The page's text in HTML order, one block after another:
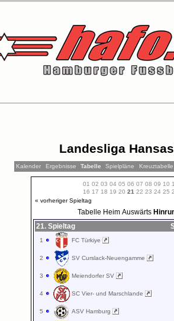
Landesliga
Kalender Ergebnisse Tabelle Spielpläne Kreuztabelle
01 02 03 04 05 06 07 08 09 10
16 17 18 19 20 21 22 23 24 25
« vorheriger Spieltag
Tabelle Heim Auswärts
21. Spieltag
1 FC Türkiye
2 SV Curslack-Neuengamme
3 Meiendorfer SV
4 SC Vier- und Marschlande
5 ASV Hamburg